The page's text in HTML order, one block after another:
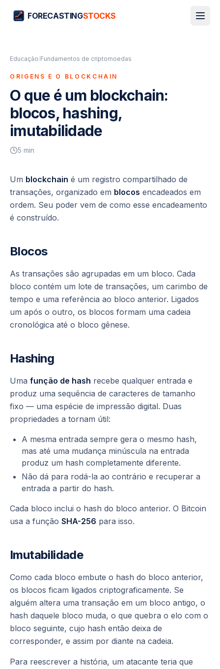
FORECASTINGSTOCKS
Educação/Fundamentos de criptomoedas
ORIGENS E O BLOCKCHAIN
O que é um blockchain:
blocos, hashing,
imutabilidade
5 min
Um blockchain é um registro compartilhado de
transações, organizado em blocos encadeados em
ordem. Seu poder vem de como esse encadeamento
é construído.
Blocos
As transações são agrupadas em um bloco. Cada
bloco contém um lote de transações, um carimbo de
tempo e uma referência ao bloco anterior. Ligados
um após o outro, os blocos formam uma cadeia
cronológica até o bloco gênese.
Hashing
Uma função de hash recebe qualquer entrada e
produz uma sequência de caracteres de tamanho
fixo — uma espécie de impressão digital. Duas
propriedades a tornam útil:
A mesma entrada sempre gera o mesmo hash,
mas até uma mudança minúscula na entrada
produz um hash completamente diferente.
Não dá para rodá-la ao contrário e recuperar a
entrada a partir do hash.
Cada bloco inclui o hash do bloco anterior. O Bitcoin
usa a função SHA-256 para isso.
Imutabilidade
Como cada bloco embute o hash do bloco anterior,
os blocos ficam ligados criptograficamente. Se
alguém altera uma transação em um bloco antigo, o
hash daquele bloco muda, o que quebra o elo com o
bloco seguinte, cujo hash então deixa de
corresponder, e assim por diante na cadeia.
Para reescrever a história, um atacante teria que